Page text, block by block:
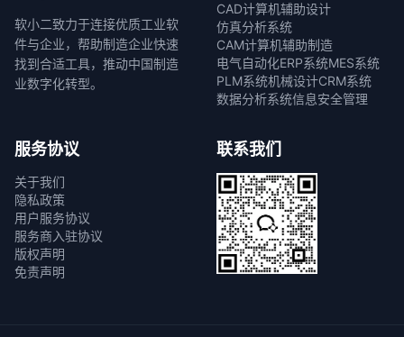
软小二致力于连接优质工业软
件与企业，帮助制造企业快速
找到合适工具，推动中国制造
业数字化转型。
CAD计算机辅助设计
仿真分析系统
CAM计算机辅助制造
电气自动化ERP系统MES系统
PLM系统机械设计CRM系统
数据分析系统信息安全管理
服务协议
关于我们
隐私政策
用户服务协议
服务商入驻协议
版权声明
免责声明
联系我们